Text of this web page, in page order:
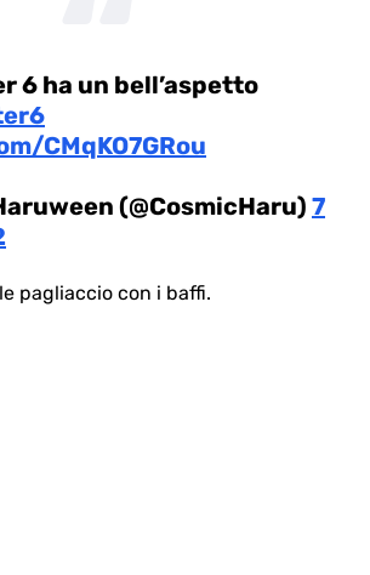
6 ha un bell’aspetto
CMqKO7GRou
(@CosmicHaru) 7
pagliaccio con i baffi.